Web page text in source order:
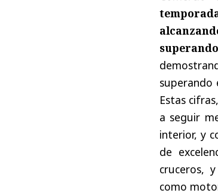
superando
Estas
a seguir
interior, y
de
cruceros,
como